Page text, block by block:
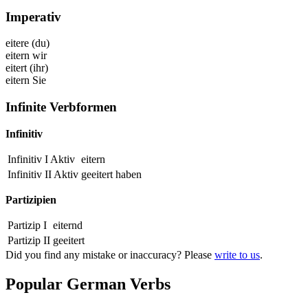
Imperativ
eitere (du)
eitern wir
eitert (ihr)
eitern Sie
Infinite Verbformen
Infinitiv
Infinitiv I Aktiv eitern
Infinitiv II Aktiv geeitert haben
Partizipien
Partizip I eiternd
Partizip II geeitert
Did you find any mistake or inaccuracy? Please write to us.
Popular German Verbs